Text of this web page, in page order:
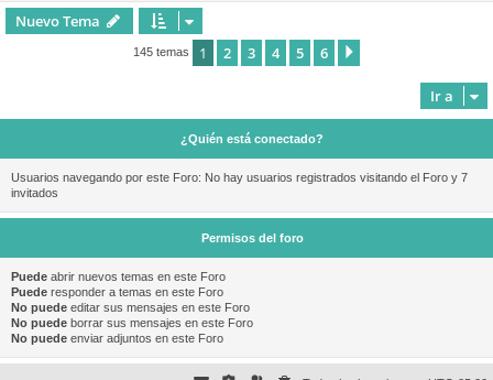
Nuevo Tema
145 temas 1 2 3 4 5 6
Ir a
¿Quién está conectado?
Usuarios navegando por este Foro: No hay usuarios registrados visitando el Foro y 7
invitados
Permisos del foro
Puede abrir nuevos temas en este Foro
Puede responder a temas en este Foro
No puede editar sus mensajes en este Foro
No puede borrar sus mensajes en este Foro
No puede enviar adjuntos en este Foro